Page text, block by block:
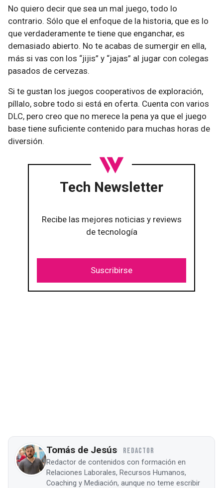
No quiero decir que sea un mal juego, todo lo
contrario. Sólo que el enfoque de la historia, que es lo
que verdaderamente te tiene que enganchar, es
demasiado abierto. No te acabas de sumergir en ella,
más si vas con los “jijis” y “jajas” al jugar con colegas
pasados de cervezas.
Si te gustan los juegos cooperativos de exploración,
píllalo, sobre todo si está en oferta. Cuenta con varios
DLC, pero creo que no merece la pena ya que el juego
base tiene suficiente contenido para muchas horas de
diversión.
Tech Newsletter
Recibe las mejores noticias y reviews
de tecnología
Suscribirse
Tomás de Jesús REDACTOR
Redactor de contenidos con formación en
Relaciones Laborales, Recursos Humanos,
Coaching y Mediación, aunque no teme escribir